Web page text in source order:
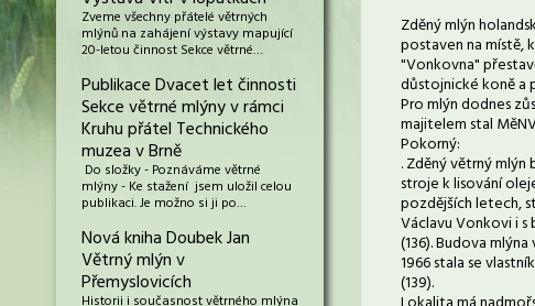
Zveme všechny přátelé větrných
mlýnů na zahájení výstavy mapující
20-letou činnost Sekce větrné…
Publikace Dvacet let činnosti
Sekce větrné mlýny v rámci
Kruhu přátel Technického
muzea v Brně
Do složky - Poznáváme větrné
mlýny - Ke stažení jsem uložil celou
publikaci. Je možno si ji po…
Nová kniha Doubek Jan
Větrný mlýn v
Přemyslovicích
Historii i současnost větrného mlýna
Zděný mlýn
postaven na místě,
"Vonkovna"
důstojnické koně a
Pro mlýn dodnes
majitelem stal
Pokorný:
. Zděný větrný mlýn
stroje k lisování
pozdějších letech,
Václavu Vonkovi i
(136). Budova
1966 stala se
(139).